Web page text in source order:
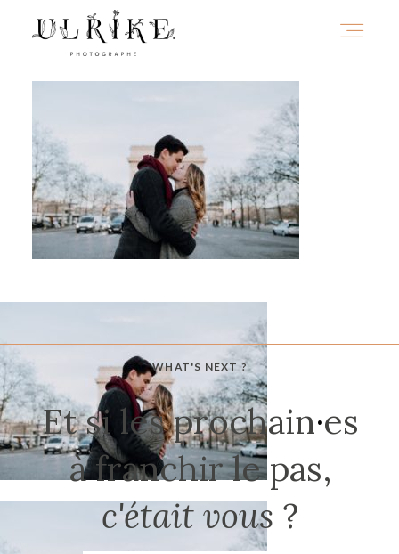
WHAT'S NEXT ?
Et si les prochain·es
à franchir le pas,
c'était vous ?
A PROPOS
PORTFOLIO
JOURNAL
CONTACT